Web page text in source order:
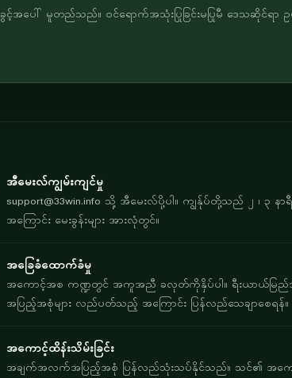
အပေါ် မူတည်သည်။ ဝင်ရောက်အသုံးပြုခြင်းမပြုမီ ဒေသဆိုင်ရာ ဥ
အီမေးလ်ကျွမ်းကျင်မှု
support@33win.info သို့ အီမေးလ်ပို့ပါ။ ကျွန်ုပ်တို့သည် ၂ ၊ ၃ န
အကြောင်း မေးခွန်းများ အားလုံတွင်။
အခြေခံထောက်ခံမှု
အကောင့်အစ ကဏ္ဍတွင် အကူအညီ ခလုတ်ကိုနှိပ်ပါ။ ရီးယာယ်မြ
အပြည့်အစုံများ လည်ပတ်သည့် အကြောင်း ပြန်လည်သေချာစေရန်။
အကောင့်ထိန်းသိမ်းခြင်း
အချက်အလက်အပြည့်အစုံ ပြန်လည်သုံးသပ်နိုင်သည်။ သင်၏ အကောင့်ကိုယ်